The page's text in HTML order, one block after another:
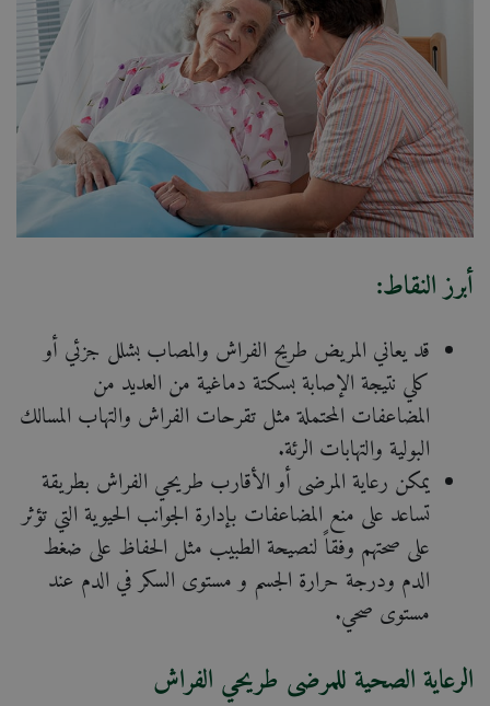
أبرز النقاط:
قد يعاني المريض طريح الفراش والمصاب بشلل جزئي أو
كلي نتيجة الإصابة بسكتة دماغية من العديد من
المضاعفات المحتملة مثل تقرحات الفراش والتهاب المسالك
البولية والتهابات الرئة.
يمكن رعاية المرضى أو الأقارب طريحي الفراش بطريقة
تساعد على منع المضاعفات بإدارة الجوانب الحيوية التي تؤثر
على صحتهم وفقاً لنصيحة الطبيب مثل الحفاظ على ضغط
الدم ودرجة حرارة الجسم و مستوى السكر في الدم عند
مستوى صحي.
الرعاية الصحية للمرضى طريحي الفراش